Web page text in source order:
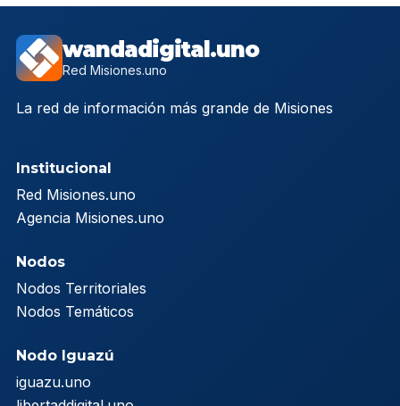
wandadigital.uno
Red Misiones.uno
La red de información más grande de Misiones
Institucional
Red Misiones.uno
Agencia Misiones.uno
Nodos
Nodos Territoriales
Nodos Temáticos
Nodo Iguazú
iguazu.uno